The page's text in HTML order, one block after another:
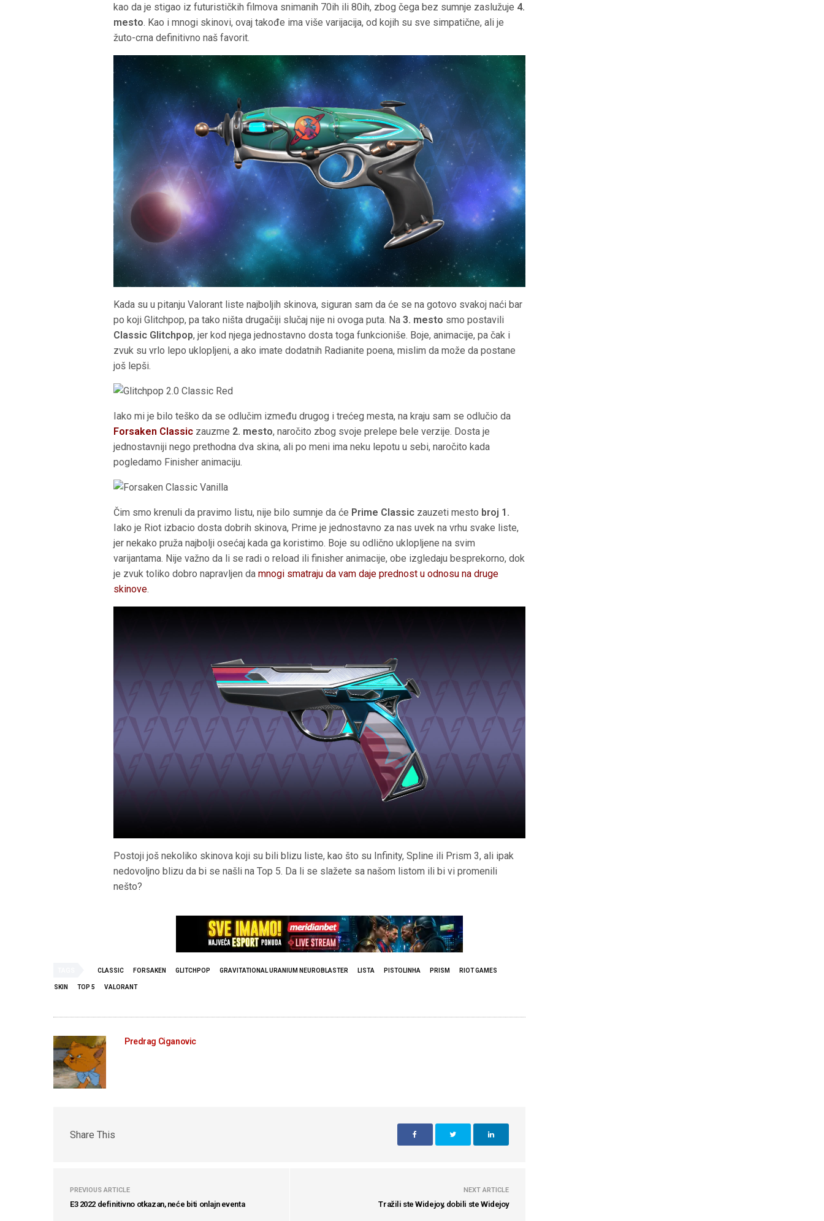
kao da je stigao iz futurističkih filmova snimanih 70ih ili 80ih, zbog čega bez sumnje zaslužuje 4.
mesto. Kao i mnogi skinovi, ovaj takođe ima više varijacija, od kojih su sve simpatične, ali je
žuto-crna definitivno naš favorit.
Kada su u pitanju Valorant liste najboljih skinova, siguran sam da će se na gotovo svakoj naći bar
po koji Glitchpop, pa tako ništa drugačiji slučaj nije ni ovoga puta. Na3. mesto smo postavili
Classic Glitchpop, jer kod njega jednostavno dosta toga funkcioniše. Boje, animacije, pa čak i
zvuk su vrlo lepo uklopljeni, a ako imate dodatnih Radianite poena, mislim da može da postane
još lepši.
Iako mi je bilo teško da se odlučim između drugog i trećeg mesta, na kraju sam se odlučio da
Forsaken Classic zauzme 2. mesto, naročito zbog svoje prelepe bele verzije. Dosta je
jednostavniji nego prethodna dva skina, ali po meni ima neku lepotu u sebi, naročito kada
pogledamo Finisher animaciju.
Čim smo krenuli da pravimo listu, nije bilo sumnje da će Prime Classic zauzeti mesto broj 1.
Iako je Riot izbacio dosta dobrih skinova, Prime je jednostavno za nas uvek na vrhu svake liste,
jer nekako pruža najbolji osećaj kada ga koristimo. Boje su odlično uklopljene na svim
varijantama. Nije važno da li se radi o reload ili finisher animacije, obe izgledaju besprekorno, dok
je zvuk toliko dobro napravljen damnogi smatraju da vam daje prednost u odnosu na druge
skinove.
Postoji još nekoliko skinova koji su bili blizu liste, kao što su Infinity, Spline ili Prism 3, ali ipak
nedovoljno blizu da bi se našli na Top 5. Da li se slažete sa našom listom ili bi vi promenili
nešto?
CLASSIC FORSAKEN GLITCHPOP GRAVITATIONAL URANIUM NEUROBLASTER LISTA PISTOLINHA PRISM RIOT GAMES
SKIN TOP 5 VALORANT
Predrag Ciganovic
Share This
PREVIOUS ARTICLE
E3 2022 definitivno otkazan, neće biti onlajn eventa
NEXT ARTICLE
Tražili ste Widejoy, dobili ste Widejoy